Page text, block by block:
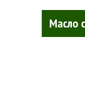
Масло